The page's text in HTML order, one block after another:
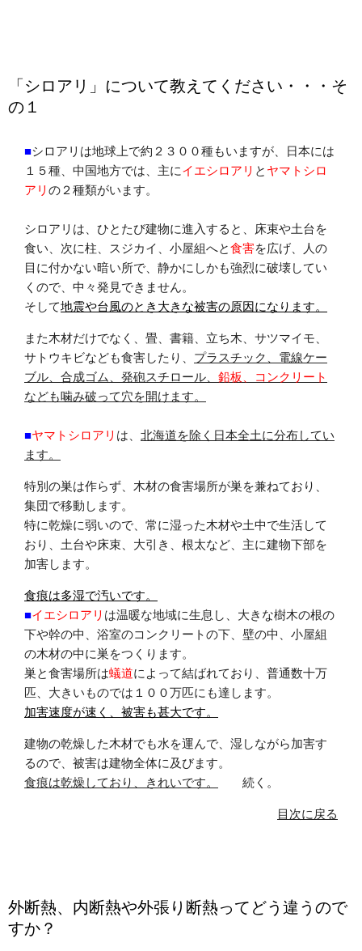
「シロアリ」について教えてください・・・そ
の１
■シロアリは地球上で約２３００種もいますが、日本には
１５種、中国地方では、主にイエシロアリ と ヤマトシロ
アリ の２種類がいます。
シロアリは、ひとたび建物に進入すると、床束や土台を
食い、次に柱、スジカイ、小屋組へと食害を広げ、人の
目に付かない暗い所で、静かにしかも強烈に破壊してい
くので、中々発見できません。
そして地震や台風のとき大きな被害の原因になります。
また木材だけでなく、畳、書籍、立ち木、サツマイモ、
サトウキビなども食害したり、 プラスチック、電線ケー
ブル、合成ゴム、発砲スチロール、 鉛板、コンクリート
なども噛み破って穴を開けます。
■ヤマトシロアリ は、 北海道を除く日本全土に分布してい
ます。
特別の巣は作らず、木材の食害場所が巣を兼ねており、
集団で移動します。
特に乾燥に弱いので、常に湿った木材や土中で生活して
おり、土台や床束、大引き、根太など、主に建物下部を
加害します。
食痕は多湿で汚いです。
■イエシロアリ は温暖な地域に生息し、大きな樹木の根の
下や幹の中、浴室のコンクリートの下、壁の中、小屋組
の木材の中に巣をつくります。
巣と食害場所は蟻道によって結ばれており、普通数十万
匹、大きいものでは１００万匹にも達します。
加害速度が速く、被害も甚大です。
建物の乾燥した木材でも水を運んで、湿しながら加害す
るので、被害は建物全体に及びます。
食痕は乾燥しており、きれいです。
続く。
目次に戻る
外断熱、内断熱や外張り断熱ってどう違うので
すか？